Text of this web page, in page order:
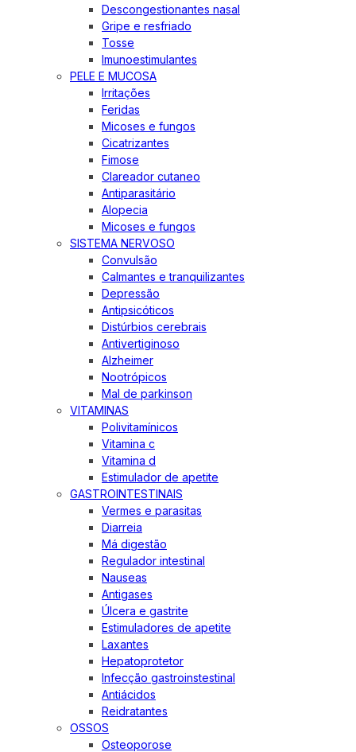
Descongestionantes nasal
Gripe e resfriado
Tosse
Imunoestimulantes
PELE E MUCOSA
Irritações
Feridas
Micoses e fungos
Cicatrizantes
Fimose
Clareador cutaneo
Antiparasitário
Alopecia
Micoses e fungos
SISTEMA NERVOSO
Convulsão
Calmantes e tranquilizantes
Depressão
Antipsicóticos
Distúrbios cerebrais
Antivertiginoso
Alzheimer
Nootrópicos
Mal de parkinson
VITAMINAS
Polivitamínicos
Vitamina c
Vitamina d
Estimulador de apetite
GASTROINTESTINAIS
Vermes e parasitas
Diarreia
Má digestão
Regulador intestinal
Nauseas
Antigases
Úlcera e gastrite
Estimuladores de apetite
Laxantes
Hepatoprotetor
Infecção gastroinstestinal
Antiácidos
Reidratantes
OSSOS
Osteoporose